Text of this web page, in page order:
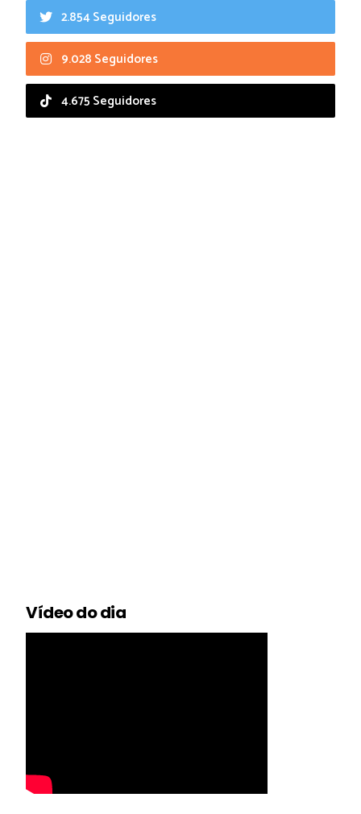
2.854 Seguidores
9.028 Seguidores
4.675 Seguidores
Vídeo do dia